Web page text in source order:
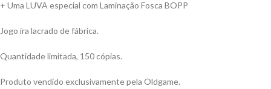
+ Uma LUVA especial com Laminação Fosca BOPP
Jogo ira lacrado de fábrica.
Quantidade limitada, 150 cópias.
Produto vendido exclusivamente pela Oldgame.